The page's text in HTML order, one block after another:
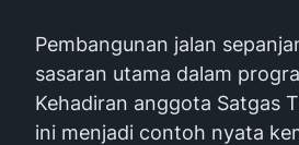
Pembangunan jalan
sasaran utama dalam
Kehadiran anggota Satgas
ini menjadi contoh nyata